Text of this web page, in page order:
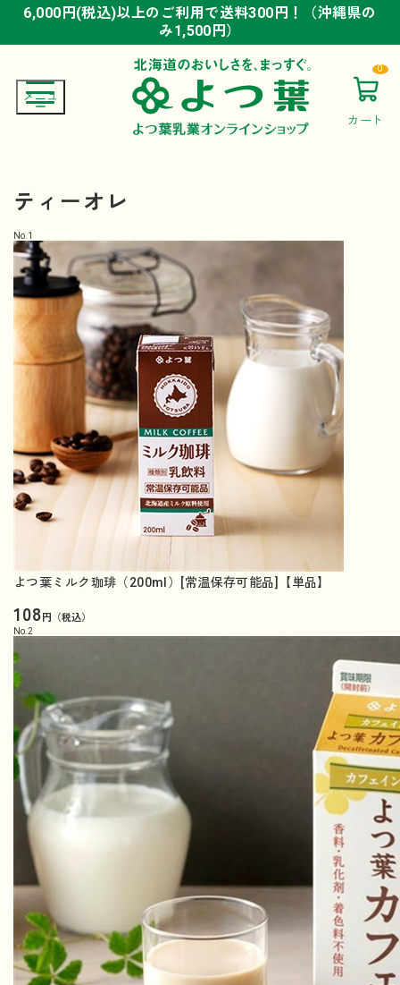
6,000円(税込)以上のご利用で送料300円！（沖縄県の
み1,500円）
6,000円(税込)以上のご利用で送料300円！（沖縄県の
み1,500円）
6,000円(税込)以上のご利用で送料300円！（沖縄県の
み1,500円）
カート
0
ティーオレ
No. 1
よつ葉ミルク珈琲（200ml）[常温保存可能品]【単品】
108円（税込）
No. 2